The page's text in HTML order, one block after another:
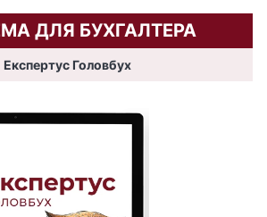
ДЛЯ БУХГАЛТЕРА
Експертус Головбух